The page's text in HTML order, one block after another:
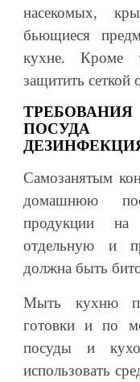
насекомых,
бьющиеся
кухне. Кроме
защитить сеткой
ПОСУДА
Самозанятым
домашнюю
продукции на
отдельную и
должна быть
Мыть кухню
готовки и по
посуды и
использовать